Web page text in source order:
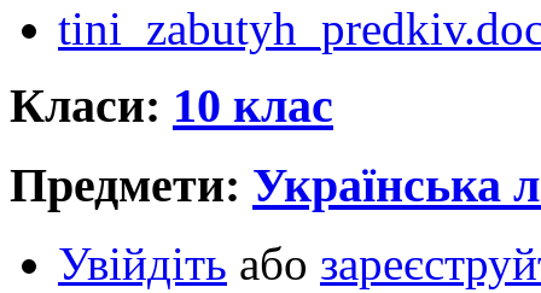
Класи: 10 клас
Предмети: Українська
Увійдіть або